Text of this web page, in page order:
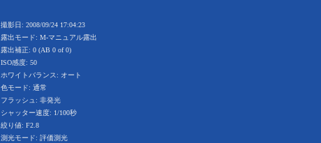
撮影日: 2008/09/24 17:04:23
露出モード: M-マニュアル露出
露出補正: 0 (AB 0 of 0)
ISO感度: 50
ホワイトバランス: オート
色モード: 通常
フラッシュ: 非発光
シャッター速度: 1/100秒
絞り値: F2.8
測光モード: 評価測光